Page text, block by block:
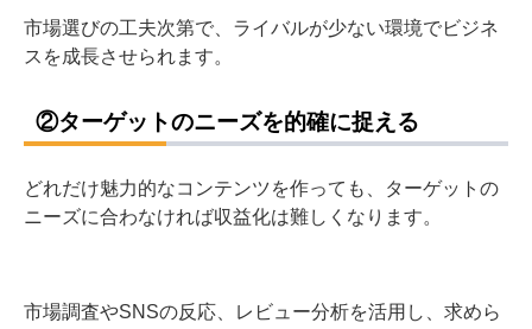
市場選びの工夫次第で、ライバルが少ない環境でビジネ
スを成長させられます。
②ターゲットのニーズを的確に捉える
どれだけ魅力的なコンテンツを作っても、ターゲットの
ニーズに合わなければ収益化は難しくなります。
市場調査やSNSの反応、レビュー分析を活用し、求めら